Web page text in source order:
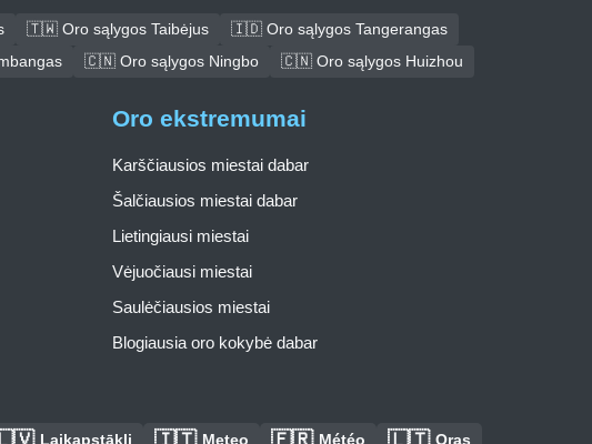
🇹🇼 Oro sąlygos Taibėjus
🇮🇩 Oro sąlygos Tangerangas
🇨🇳 Oro sąlygos Ningbo 🇨🇳 Oro sąlygos Huizhou
Oro ekstremumai
Karščiausios miestai dabar
Šalčiausios miestai dabar
Lietingiausi miestai
Vėjuočiausi miestai
Saulėčiausios miestai
Blogiausia oro kokybė dabar
Laikapstākļi Meteo Météo Oras